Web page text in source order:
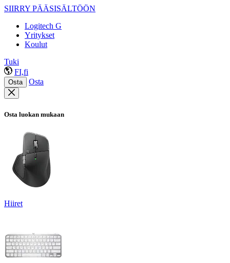
SIIRRY PÄÄSISÄLTÖÖN
Logitech G
Yritykset
Koulut
Tuki
FI,fi
Osta Osta
Osta luokan mukaan
Hiiret